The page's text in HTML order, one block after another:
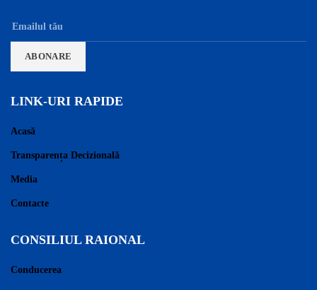
LINK-URI RAPIDE
Acasă
Transparența Decizională
Media
Contacte
CONSILIUL RAIONAL
Conducerea